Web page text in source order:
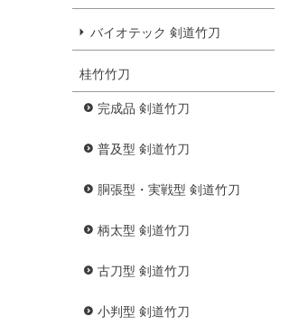
バイオテック 剣道竹刀
桂竹竹刀
完成品 剣道竹刀
普及型 剣道竹刀
胴張型・実戦型 剣道竹刀
柄太型 剣道竹刀
古刀型 剣道竹刀
小判型 剣道竹刀